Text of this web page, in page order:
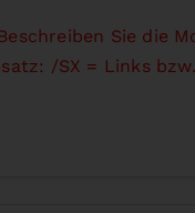
Beschreiben Sie die
/SX = Links